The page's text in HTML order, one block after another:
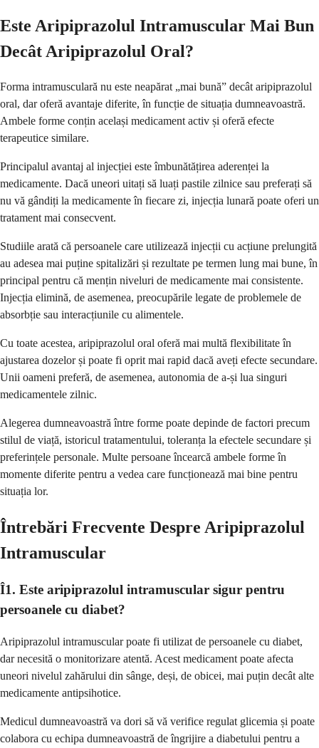
Este Aripiprazolul Intramuscular Mai Bun
Decât Aripiprazolul Oral?
Forma intramusculară nu este neapărat „mai bună” decât aripiprazolul
oral, dar oferă avantaje diferite, în funcție de situația dumneavoastră.
Ambele forme conțin același medicament activ și oferă efecte
terapeutice similare.
Principalul avantaj al injecției este îmbunătățirea aderenței la
medicamente. Dacă uneori uitați să luați pastile zilnice sau preferați să
nu vă gândiți la medicamente în fiecare zi, injecția lunară poate oferi un
tratament mai consecvent.
Studiile arată că persoanele care utilizează injecții cu acțiune prelungită
au adesea mai puține spitalizări și rezultate pe termen lung mai bune, în
principal pentru că mențin niveluri de medicamente mai consistente.
Injecția elimină, de asemenea, preocupările legate de problemele de
absorbție sau interacțiunile cu alimentele.
Cu toate acestea, aripiprazolul oral oferă mai multă flexibilitate în
ajustarea dozelor și poate fi oprit mai rapid dacă aveți efecte secundare.
Unii oameni preferă, de asemenea, autonomia de a-și lua singuri
medicamentele zilnic.
Alegerea dumneavoastră între forme poate depinde de factori precum
stilul de viață, istoricul tratamentului, toleranța la efectele secundare și
preferințele personale. Multe persoane încearcă ambele forme în
momente diferite pentru a vedea care funcționează mai bine pentru
situația lor.
Întrebări Frecvente Despre Aripiprazolul
Intramuscular
Î1. Este aripiprazolul intramuscular sigur pentru
persoanele cu diabet?
Aripiprazolul intramuscular poate fi utilizat de persoanele cu diabet,
dar necesită o monitorizare atentă. Acest medicament poate afecta
uneori nivelul zahărului din sânge, deși, de obicei, mai puțin decât alte
medicamente antipsihotice.
Medicul dumneavoastră va dori să vă verifice regulat glicemia și poate
colabora cu echipa dumneavoastră de îngrijire a diabetului pentru a